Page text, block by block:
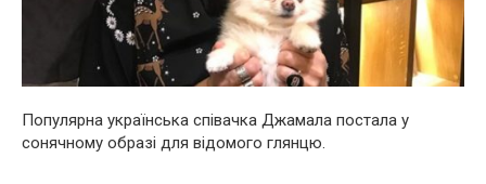
Популярна українська співачка Джамала постала у
сонячному образі для відомого глянцю.